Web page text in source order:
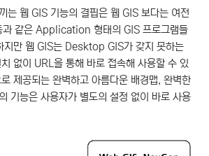
는 웹 GIS 기능의 결핍은 웹 GIS 보다는 여전
과 같은 Application 형태의 GIS 프로그램들
지만 웹 GIS는 Desktop GIS가 갖지 못하는
없이 URL을 통해 바로 접속해 사용할 수 있
제공되는 완벽하고 아름다운 배경맵, 완벽한
기능은 사용자가 별도의 설정 없이 바로 사용